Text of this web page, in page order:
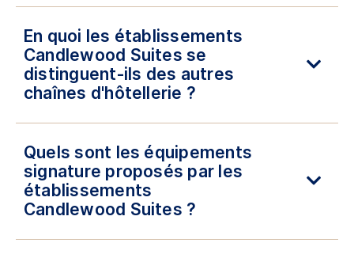
En quoi les établissements
Candlewood Suites se
distinguent-ils des autres
chaînes d'hôtellerie ?
Quels sont les équipements
signature proposés par les
établissements
Candlewood Suites ?